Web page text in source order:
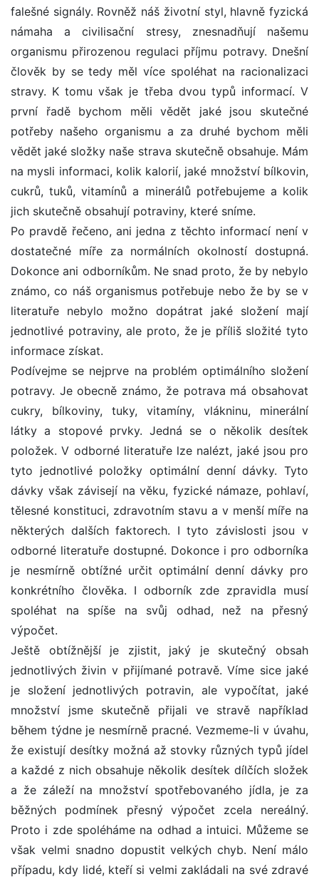
falešné signály. Rovněž náš životní styl, hlavně fyzická
námaha a civilisační stresy, znesnadňují našemu
organismu přirozenou regulaci příjmu potravy. Dnešní
člověk by se tedy měl více spoléhat na racionalizaci
stravy. K tomu však je třeba dvou typů informací. V
první řadě bychom měli vědět jaké jsou skutečné
potřeby našeho organismu a za druhé bychom měli
vědět jaké složky naše strava skutečně obsahuje. Mám
na mysli informaci, kolik kalorií, jaké množství bílkovin,
cukrů, tuků, vitamínů a minerálů potřebujeme a kolik
jich skutečně obsahují potraviny, které sníme.
Po pravdě řečeno, ani jedna z těchto informací není v
dostatečné míře za normálních okolností dostupná.
Dokonce ani odborníkům. Ne snad proto, že by nebylo
známo, co náš organismus potřebuje nebo že by se v
literatuře nebylo možno dopátrat jaké složení mají
jednotlivé potraviny, ale proto, že je příliš složité tyto
informace získat.
Podívejme se nejprve na problém optimálního složení
potravy. Je obecně známo, že potrava má obsahovat
cukry, bílkoviny, tuky, vitamíny, vlákninu, minerální
látky a stopové prvky. Jedná se o několik desítek
položek. V odborné literatuře lze nalézt, jaké jsou pro
tyto jednotlivé položky optimální denní dávky. Tyto
dávky však závisejí na věku, fyzické námaze, pohlaví,
tělesné konstituci, zdravotním stavu a v menší míře na
některých dalších faktorech. I tyto závislosti jsou v
odborné literatuře dostupné. Dokonce i pro odborníka
je nesmírně obtížné určit optimální denní dávky pro
konkrétního člověka. I odborník zde zpravidla musí
spoléhat na spíše na svůj odhad, než na přesný
výpočet.
Ještě obtížnější je zjistit, jaký je skutečný obsah
jednotlivých živin v přijímané potravě. Víme sice jaké
je složení jednotlivých potravin, ale vypočítat, jaké
množství jsme skutečně přijali ve stravě například
během týdne je nesmírně pracné. Vezmeme-li v úvahu,
že existují desítky možná až stovky různých typů jídel
a každé z nich obsahuje několik desítek dílčích složek
a že záleží na množství spotřebovaného jídla, je za
běžných podmínek přesný výpočet zcela nereálný.
Proto i zde spoléháme na odhad a intuici. Můžeme se
však velmi snadno dopustit velkých chyb. Není málo
případu, kdy lidé, kteří si velmi zakládali na své zdravé